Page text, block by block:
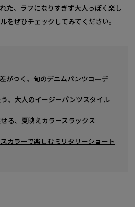
た、ラフになりすぎず大人っぽく楽し
をぜひチェックしてみてください。
つく、旬のデニムパンツコーデ
、大人のイージーパンツスタイル
、夏映えカラースラックス
ラーで楽しむミリタリーショート